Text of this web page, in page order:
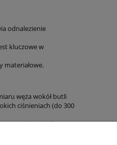
odnalezienie
kluczowe w
materiałowe.
węża wokół butli
ciśnieniach (do 300
się z listą